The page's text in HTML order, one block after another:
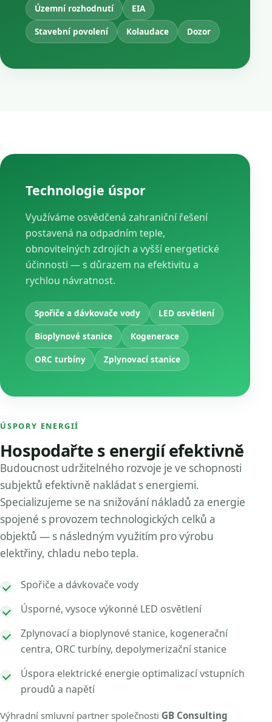
Územní rozhodnutí
EIA
Stavební povolení
Kolaudace Dozor
Technologie úspor
Využíváme osvědčená zahraniční řešení
postavená na odpadním teple,
obnovitelných zdrojích a vyšší energetické
účinnosti — s důrazem na efektivitu a
rychlou návratnost.
Spořiče a dávkovače vody
LED osvětlení
Bioplynové stanice
Kogenerace
ORC turbíny
Zplynovací stanice
ÚSPORY ENERGIÍ
Hospodařte s energií efektivně
Budoucnost udržitelného rozvoje je ve schopnosti
subjektů efektivně nakládat s energiemi.
Specializujeme se na snižování nákladů za energie
spojené s provozem technologických celků a
objektů — s následným využitím pro výrobu
elektřiny, chladu nebo tepla.
Spořiče a dávkovače vody
Úsporné, vysoce výkonné LED osvětlení
Zplynovací a bioplynové stanice, kogenerační
centra, ORC turbíny, depolymerizační stanice
Úspora elektrické energie optimalizací vstupních
proudů a napětí
Výhradní smluvní partner společnosti GB Consulting